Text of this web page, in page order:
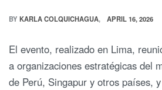
BY KARLA COLQUICHAGUA APRIL 16, 2026
El evento, realizado en Lima,
a organizaciones estratégicas del
de Perú, Singapur y otros países,